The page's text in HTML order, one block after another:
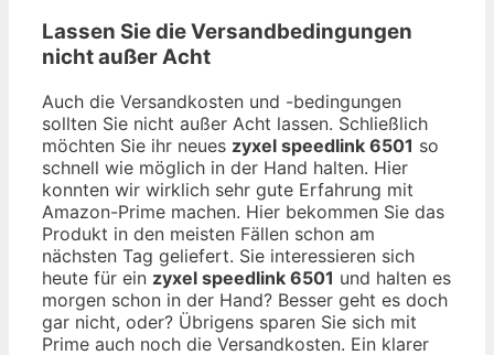
Lassen Sie die Versandbedingungen
nicht außer Acht
Auch die Versandkosten und -bedingungen
sollten Sie nicht außer Acht lassen. Schließlich
möchten Sie ihr neues zyxel speedlink 6501 so
schnell wie möglich in der Hand halten. Hier
konnten wir wirklich sehr gute Erfahrung mit
Amazon-Prime machen. Hier bekommen Sie das
Produkt in den meisten Fällen schon am
nächsten Tag geliefert. Sie interessieren sich
heute für ein zyxel speedlink 6501 und halten es
morgen schon in der Hand? Besser geht es doch
gar nicht, oder? Übrigens sparen Sie sich mit
Prime auch noch die Versandkosten. Ein klarer